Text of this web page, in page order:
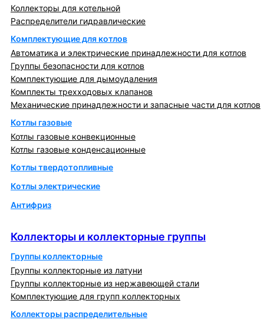
Коллекторы для котельной
Распределители гидравлические
Комплектующие для котлов
Автоматика и электрические принадлежности для котлов
Группы безопасности для котлов
Комплектующие для дымоудаления
Комплекты трехходовых клапанов
Механические принадлежности и запасные части для котлов
Котлы газовые
Котлы газовые конвекционные
Котлы газовые конденсационные
Котлы твердотопливные
Котлы электрические
Антифриз
Коллекторы и коллекторные группы
Группы коллекторные
Группы коллекторные из латуни
Группы коллекторные из нержавеющей стали
Комплектующие для групп коллекторных
Коллекторы распределительные